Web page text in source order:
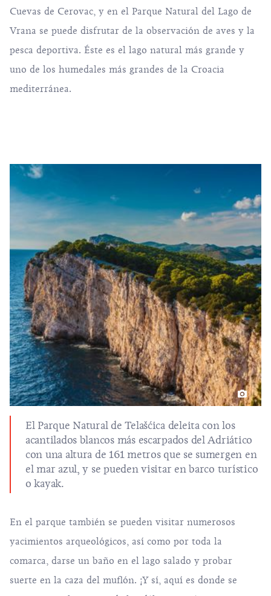
Cuevas de Cerovac, y en el Parque Natural del Lago de
Vrana se puede disfrutar de la observación de aves y la
pesca deportiva. Éste es el lago natural más grande y
uno de los humedales más grandes de la Croacia
mediterránea.
El Parque Natural deTelašćica deleita con los
acantilados blancos más escarpados del Adriático
con una altura de 161 metros que se sumergen en
el mar azul, y se pueden visitar en barco turístico
o kayak.
En el parque también se pueden visitar numerosos
yacimientos arqueológicos, así como por toda la
comarca, darse un baño en el lago salado y probar
suerte en la caza del muflón. ¡Y sí, aquí es donde se